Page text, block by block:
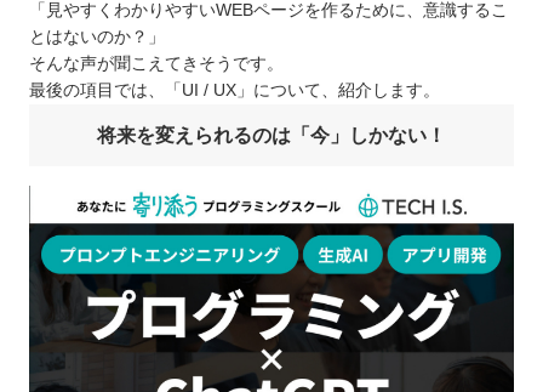
「見やすくわかりやすいWEBページを作るために、意識するこ
とはないのか？」
そんな声が聞こえてきそうです。
最後の項目では、「UI / UX」について、紹介します。
将来を変えられるのは「今」しかない！